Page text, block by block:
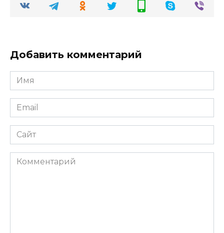
Добавить комментарий
Имя
Email
Сайт
Комментарий